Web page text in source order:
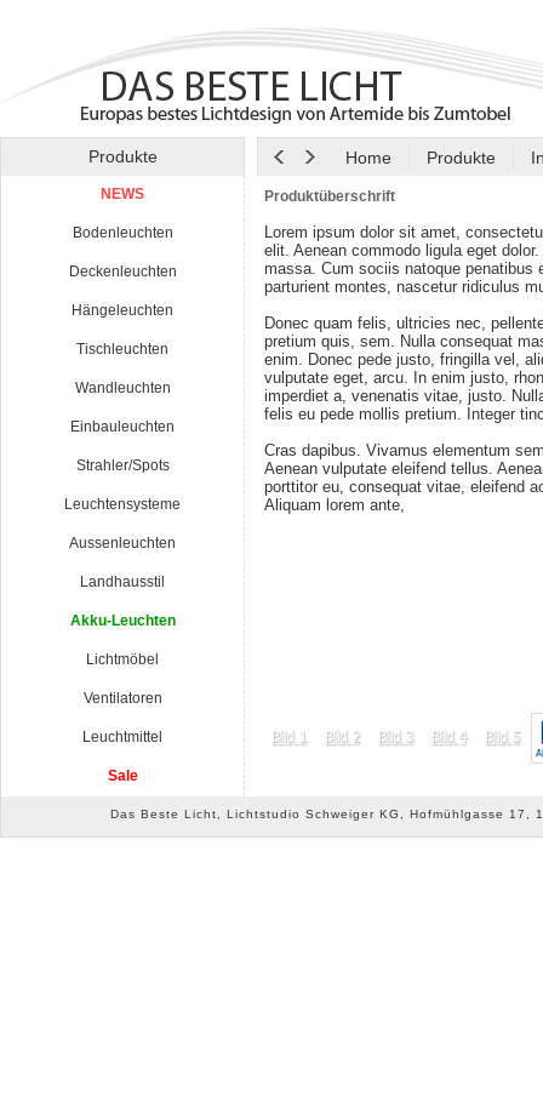
Produkte Home Produkte
NEWS
Bodenleuchten
Deckenleuchten
Hängeleuchten
Tischleuchten
Wandleuchten
Einbauleuchten
Strahler/Spots
Leuchtensysteme
Aussenleuchten
Landhausstil
Akku-Leuchten
Lichtmöbel
Ventilatoren
Leuchtmittel
Sale
Produktüberschrift
Lorem ipsum dolor sit amet,
elit. Aenean commodo ligula eget dolor.
massa. Cum sociis natoque penatibus
parturient montes, nascetur ridiculus
Donec quam felis, ultricies nec,
pretium quis, sem. Nulla consequat
enim. Donec pede justo, fringilla vel,
vulputate eget, arcu. In enim justo,
imperdiet a, venenatis vitae, justo.
felis eu pede mollis pretium. Integer
Cras dapibus. Vivamus elementum
Aenean vulputate eleifend tellus.
porttitor eu, consequat vitae, eleifend
Aliquam lorem ante,
Das Beste Licht, Lichtstudio Schweiger KG, Hofmühlgasse